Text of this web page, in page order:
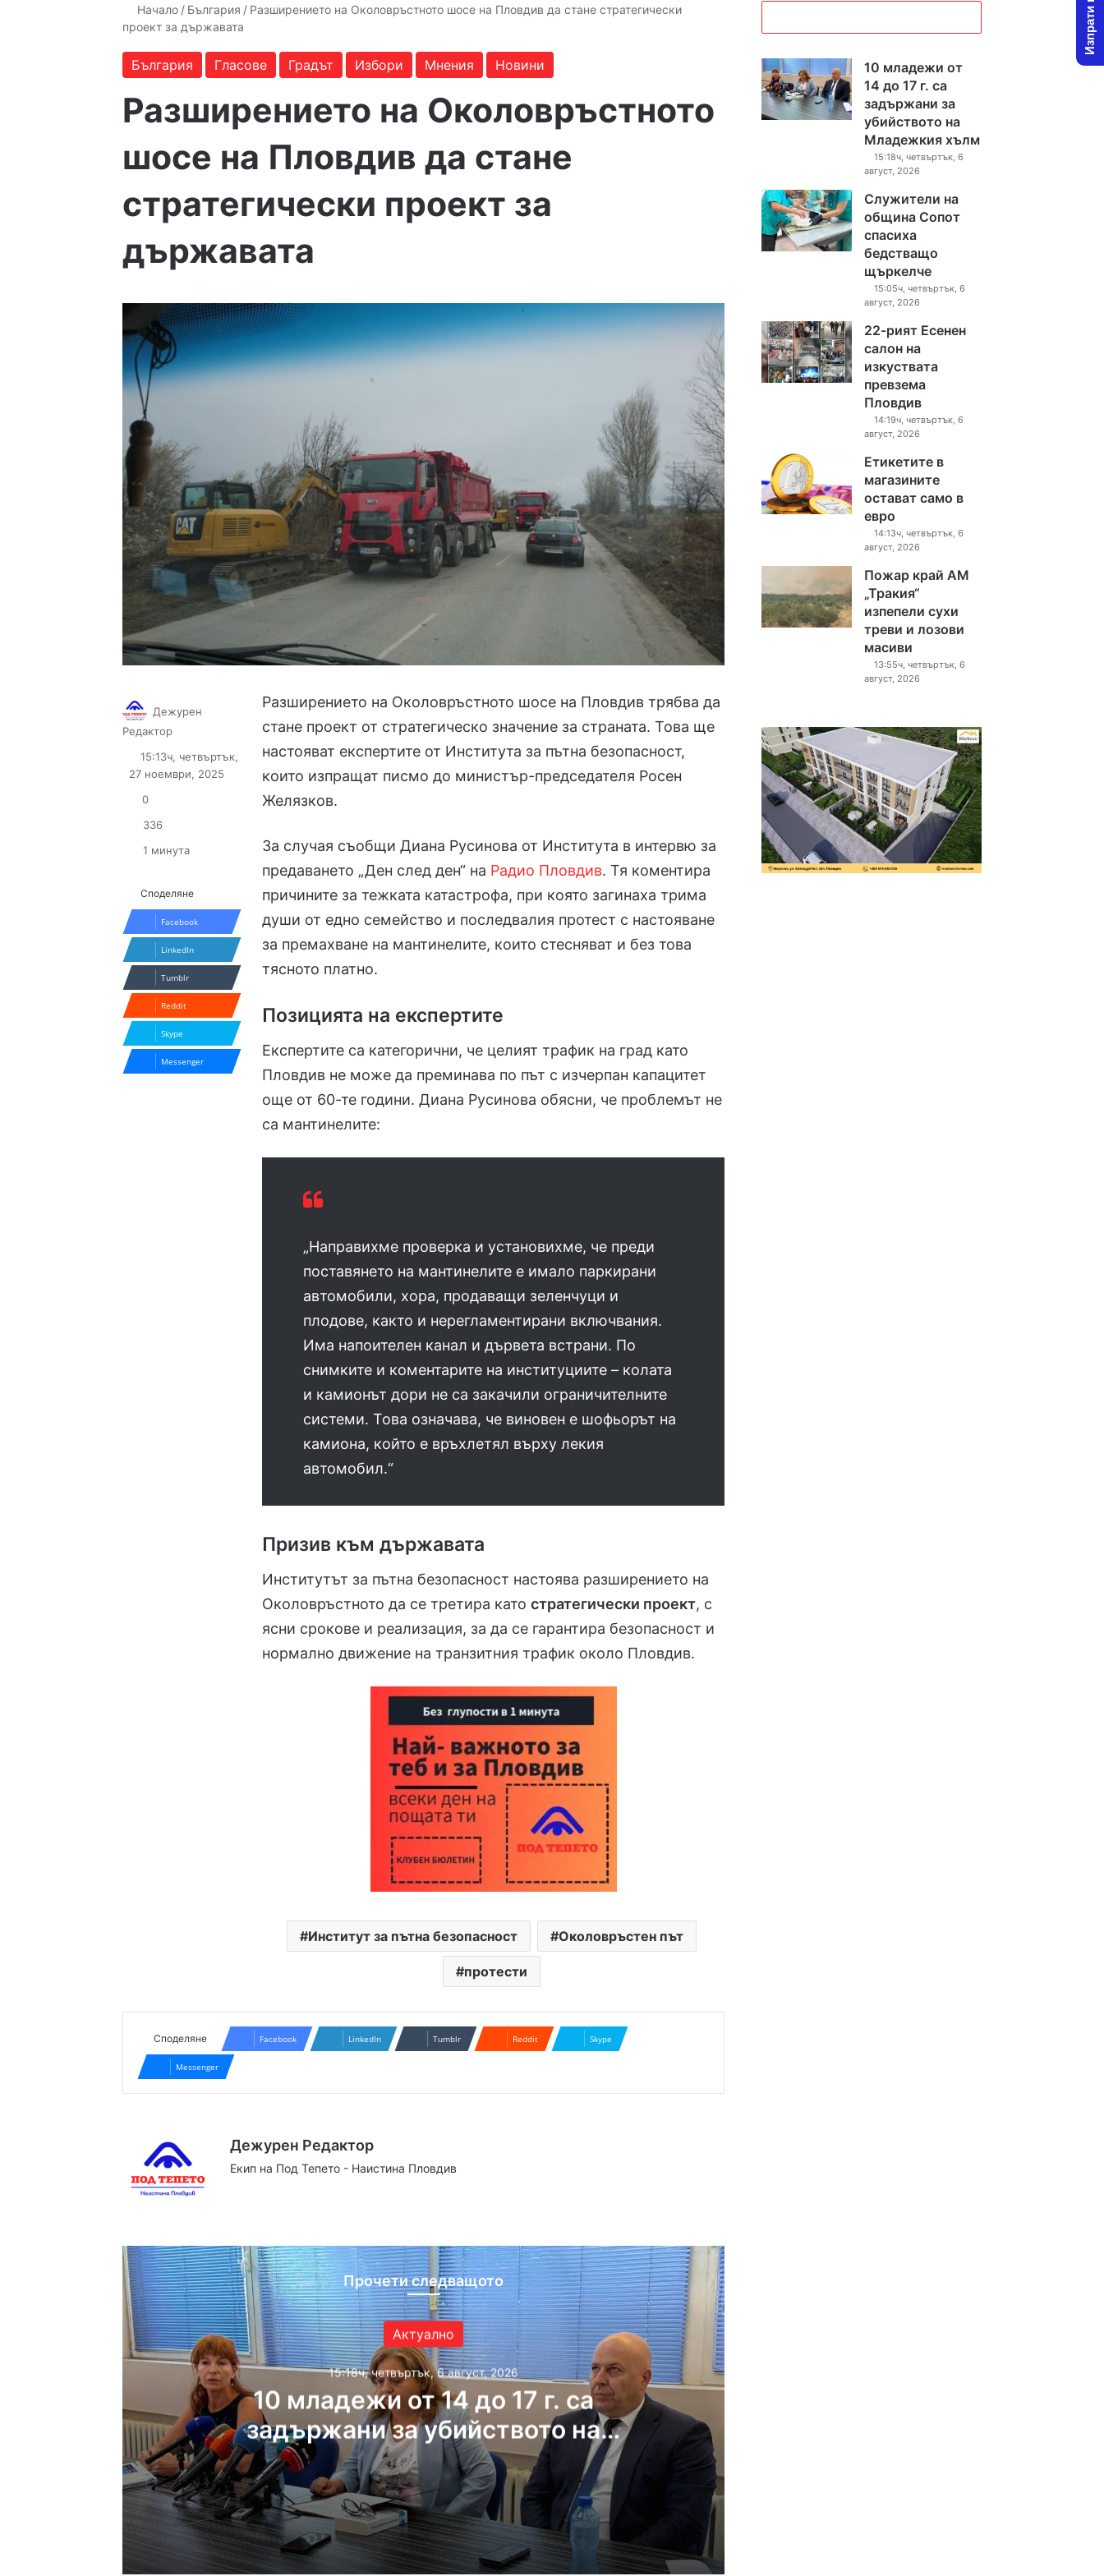
Начало / България / Разширението на Околовръстното шосе на Пловдив да стане стратегически
проект за държавата
България Гласове Градът Избори Мнения Новини
Разширението на Околовръстното
шосе на Пловдив да стане
стратегически проект за
държавата
Разширението на Околовръстното шосе на Пловдив трябва да
стане проект от стратегическо значение за страната. Това ще
настояват експертите от Института за пътна безопасност,
които изпращат писмо до министър-председателя Росен
Желязков.
За случая съобщи Диана Русинова от Института в интервю за
предаването „Ден след ден“ на Радио Пловдив. Тя коментира
причините за тежката катастрофа, при която загинаха трима
души от едно семейство и последвалия протест с настояване
за премахване на мантинелите, които стесняват и без това
тясното платно.
Позицията на експертите
Експертите са категорични, че целият трафик на град като
Пловдив не може да преминава по път с изчерпан капацитет
още от 60-те години. Диана Русинова обясни, че проблемът не
са мантинелите:
„Направихме проверка и установихме, че преди
поставянето на мантинелите е имало паркирани
автомобили, хора, продаващи зеленчуци и
плодове, както и нерегламентирани включвания.
Има напоителен канал и дървета встрани. По
снимките и коментарите на институциите – колата
и камионът дори не са закачили ограничителните
системи. Това означава, че виновен е шофьорът на
камиона, който е връхлетял върху лекия
автомобил.“
Призив към държавата
Институтът за пътна безопасност настоява разширението на
Околовръстното да се третира катостратегически проект, с
ясни срокове и реализация, за да се гарантира безопасност и
нормално движение на транзитния трафик около Пловдив.
Институт за пътна безопасност Околовръстен път
протести
Дежурен
Редактор
X email
15:13ч, четвъртък,
27 ноември, 2025
0
336
1 минута
Споделяне
Facebook
LinkedIn
Tumblr
Reddit
Skype
Messenger
Споделяне Facebook LinkedIn Tumblr Reddit Skype
Messenger
Дежурен Редактор
Екип на Под Тепето - Наистина Пловдив
Прочети следващото
Актуално
15:18ч, четвъртък, 6 август, 2026
10 младежи от 14 до 17 г. са
задържани за убийството на
Младежкия хълм
15:18ч, четвъртък, 6 август, 2026
10 младежи от 14 до 17 г. са задържани за убийството на Младежкия хълм
10 младежи от
14 до 17 г. са
задържани за
убийството на
Младежкия хълм
15:18ч, четвъртък, 6
август, 2026
Служители на
община Сопот
спасиха
бедстващо
щъркелче
15:05ч, четвъртък, 6
август, 2026
22-рият Есенен
салон на
изкуствата
превзема
Пловдив
14:19ч, четвъртък, 6
август, 2026
Етикетите в
магазините
остават само в
евро
14:13ч, четвъртък, 6
август, 2026
Пожар край АМ
„Тракия“
изпепели сухи
треви и лозови
масиви
13:55ч, четвъртък, 6
август, 2026